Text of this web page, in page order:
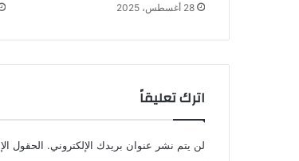
28 أغسطس، 2025
اترك تعليقاً
لن يتم نشر عنوان بريدك الإلكتروني. الحقول